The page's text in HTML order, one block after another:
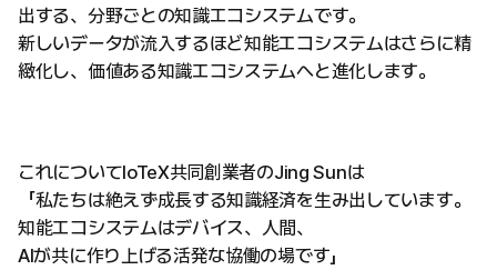
出する、分野ごとの知識エコシステムです。
新しいデータが流入するほど知能エコシステムはさらに精
緻化し、価値ある知識エコシステムへと進化します。
これについてIoTeX共同創業者のJing Sunは
「私たちは絶えず成長する知識経済を生み出しています。
知能エコシステムはデバイス、人間、
AIが共に作り上げる活発な協働の場です」